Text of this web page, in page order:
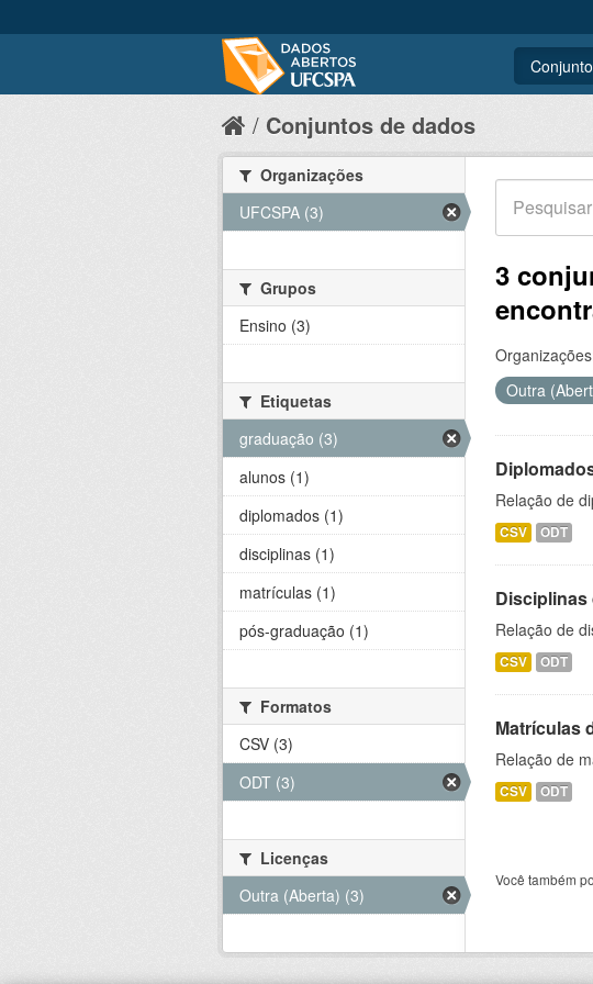
Conjuntos de dados
3
Outra
Relação de
CSV ODT
Disciplinas
Relação de
CSV ODT
Matrículas
Relação de
CSV ODT
Você também
Organizações
UFCSPA (3)
Grupos
Ensino (3)
Etiquetas
graduação (3)
alunos (1)
diplomados (1)
disciplinas (1)
matrículas (1)
pós-graduação (1)
Formatos
CSV (3)
ODT (3)
Licenças
Outra (Aberta) (3)